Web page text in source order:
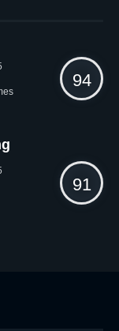
94
91